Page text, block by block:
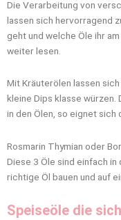
Die Verarbeitung von
lassen sich hervorragend
geht und welche Öle ihr
weiter lesen.
Mit Kräuterölen lassen
kleine Dips klasse würzen.
in den Ölen, so eignet sich
Rosmarin Thymian oder
Diese 3 Öle sind einfach
richtige Öl bauen und auf
Speiseöle die